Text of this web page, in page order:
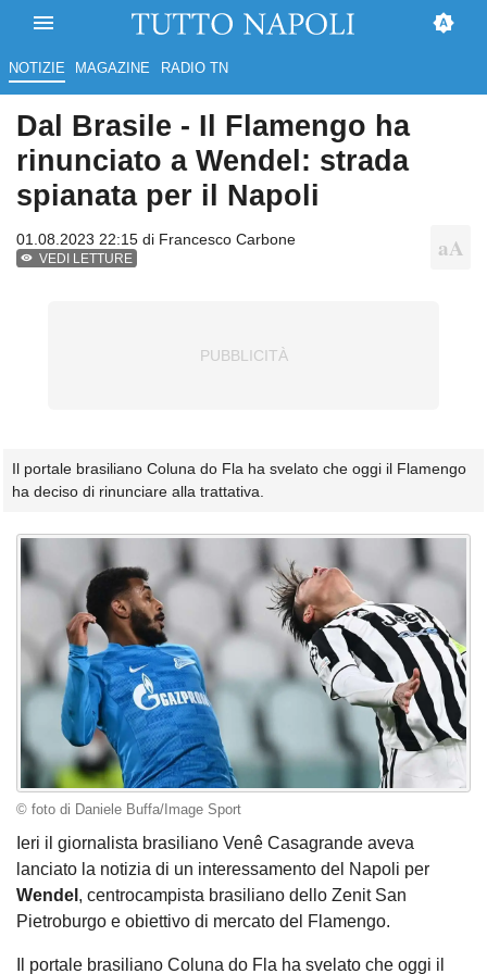
NOTIZIE MAGAZINE RADIO TN
Dal Brasile - Il Flamengo ha
rinunciato a Wendel: strada
spianata per il Napoli
01.08.2023 22:15 di Francesco Carbone
VEDI LETTURE
Il portale brasiliano Coluna do Fla ha svelato che oggi il Flamengo
ha deciso di rinunciare alla trattativa.
© foto di Daniele Buffa/Image Sport
Ieri il giornalista brasiliano Venê Casagrande aveva
lanciato la notizia di un interessamento del Napoli per
Wendel , centrocampista brasiliano dello Zenit San
Pietroburgo e obiettivo di mercato del Flamengo.
Il portale brasiliano Coluna do Fla ha svelato che oggi il